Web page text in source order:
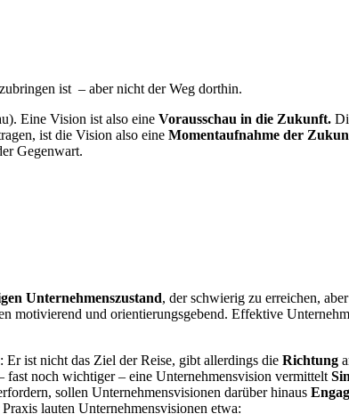
ist – aber nicht der Weg dorthin.
Eine Vision ist also eine Vorausschau in die Zukunft.
ist die Vision also eine Momentaufnahme der
Gegenwart.
Unternehmenszustand, der schwierig zu erreichen,
motivierend und orientierungsgebend. Effektive
: Er ist nicht das Ziel der Reise, gibt allerdings die Richtung
noch wichtiger – eine Unternehmensvision vermittelt
sollen Unternehmensvisionen darüber hinaus
lauten Unternehmensvisionen etwa: